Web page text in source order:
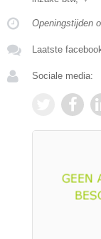
Openingstijden
Laatste
Sociale media: